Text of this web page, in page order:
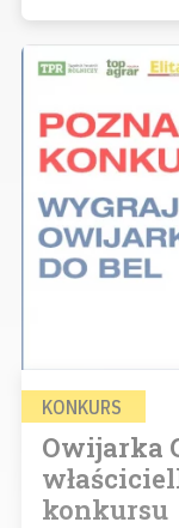
KONKURS
Owijarka
konkursu